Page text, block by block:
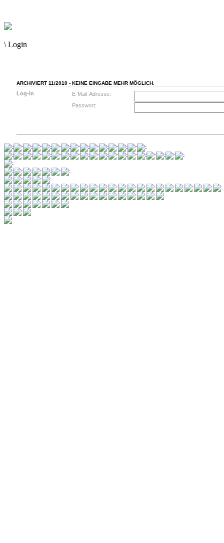
\ Login
ARCHIVIERT 11/2010 - KEINE EINGABE MEHR MÖGLICH.
Log-in
E-Mail-Adresse:
Passwort: